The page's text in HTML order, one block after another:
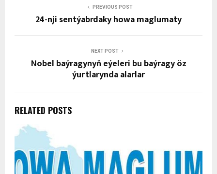
PREVIOUS POST
24-nji sentýabrdaky howa maglumaty
NEXT POST
Nobel baýragynyň eýeleri bu baýragy öz
ýurtlarynda alarlar
RELATED POSTS